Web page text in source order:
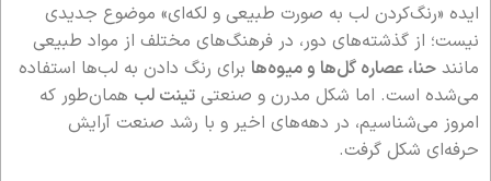
ایده «رنگ‌کردن لب به صورت طبیعی و لکه‌ای» موضوع جدیدی
نیست؛ از گذشته‌های دور، در فرهنگ‌های مختلف از مواد طبیعی
مانند حنا، عصاره گل‌ها و میوه‌ها برای رنگ دادن به لب‌ها استفاده
می‌شده است. اما شکل مدرن و صنعتی تینت لب همان‌طور که
امروز می‌شناسیم، در دهه‌های اخیر و با رشد صنعت آرایش
حرفه‌ای شکل گرفت.